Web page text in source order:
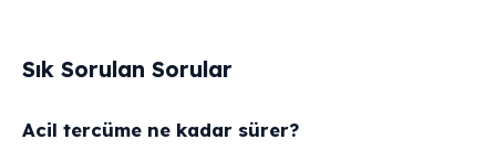
Sık Sorulan Sorular
Acil tercüme ne kadar sürer?